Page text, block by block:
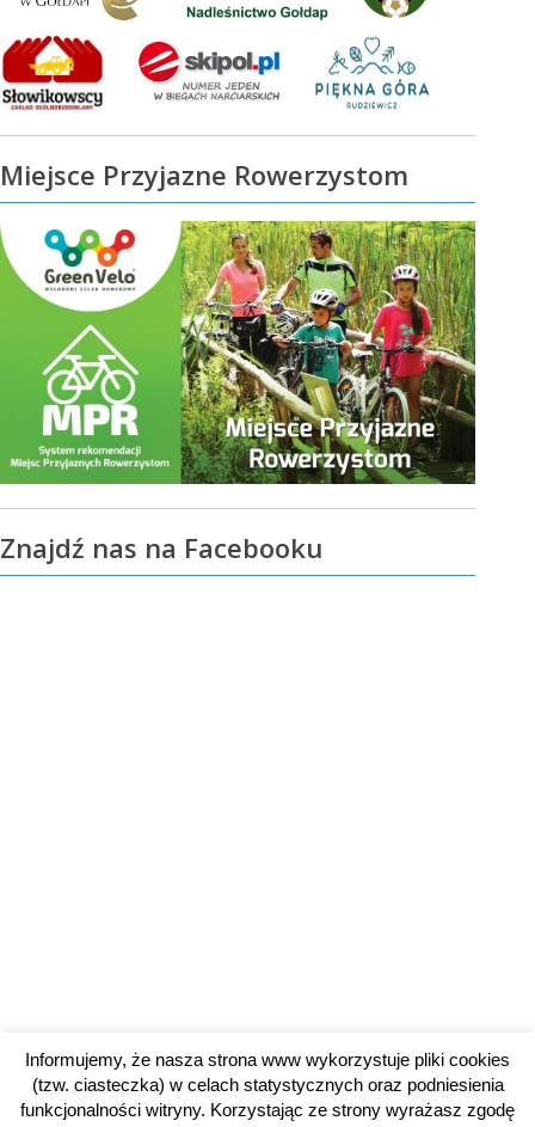
Miejsce Przyjazne Rowerzystom
Znajdź nas na Facebooku
Informujemy, że nasza strona www wykorzystuje pliki cookies
(tzw. ciasteczka) w celach statystycznych oraz podniesienia
funkcjonalności witryny. Korzystając ze strony wyrażasz zgodę